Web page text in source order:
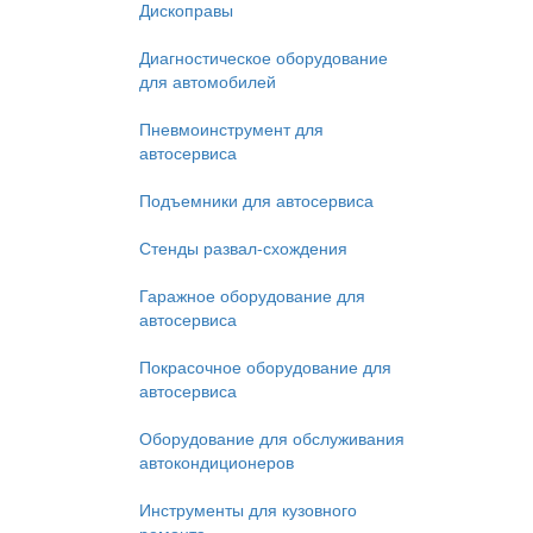
Дископравы
Диагностическое оборудование
для автомобилей
Пневмоинструмент для
автосервиса
Подъемники для автосервиса
Стенды развал-схождения
Гаражное оборудование для
автосервиса
Покрасочное оборудование для
автосервиса
Оборудование для обслуживания
автокондиционеров
Инструменты для кузовного